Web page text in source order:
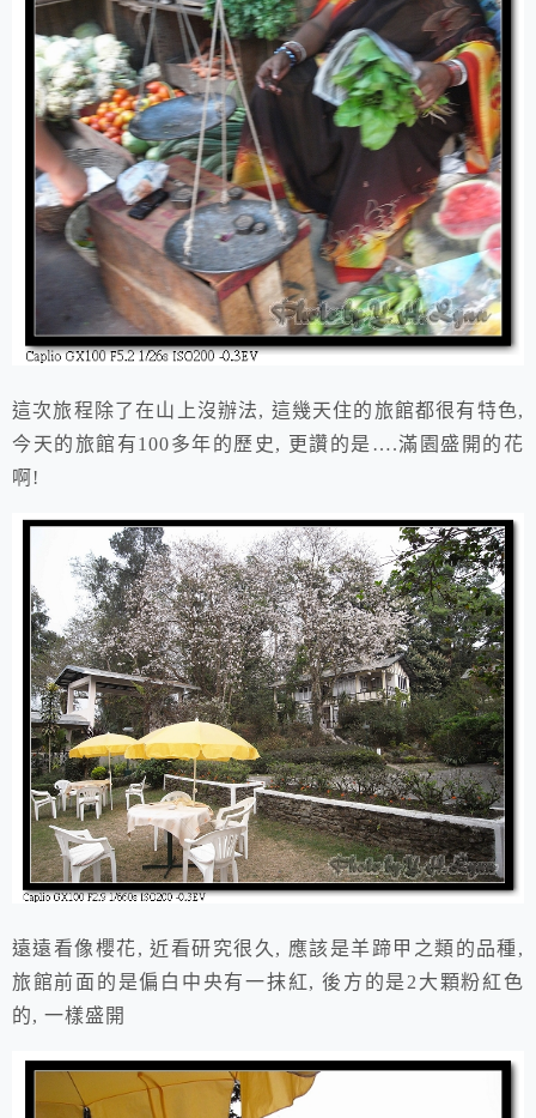
這次旅程除了在山上沒辦法, 這幾天住的旅館都很有特色,
今天的旅館有100多年的歷史, 更讚的是….滿園盛開的花
啊!
遠遠看像櫻花, 近看研究很久, 應該是羊蹄甲之類的品種,
旅館前面的是偏白中央有一抹紅, 後方的是2大顆粉紅色
的, 一樣盛開